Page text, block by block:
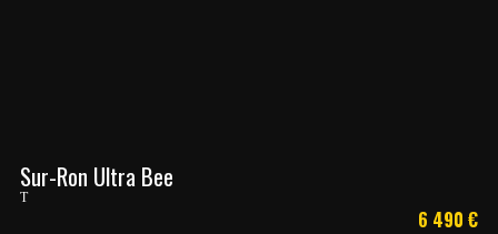
Sur-Ron Ultra Bee
T
6 490 €